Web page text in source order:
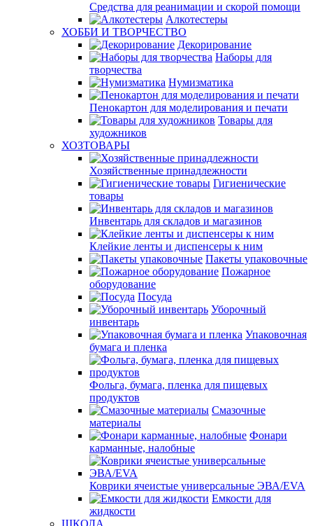
Средства для реанимации и скорой помощи
Алкотестеры
ХОББИ И ТВОРЧЕСТВО
Декорирование
Наборы для
творчества
Нумизматика
Пенокартон для моделирования и печати
Товары для
художников
ХОЗТОВАРЫ
Хозяйственные принадлежности
Гигиенические
товары
Инвентарь для складов и магазинов
Клейкие ленты и диспенсеры к ним
Пакеты упаковочные
Пожарное
оборудование
Посуда
Уборочный
инвентарь
Упаковочная
бумага и пленка
Фольга, бумага, пленка для пищевых
продуктов
Смазочные
материалы
Фонари
карманные, налобные
Коврики ячеистые универсальные ЭВА/EVA
Емкости для
жидкости
ШКОЛА